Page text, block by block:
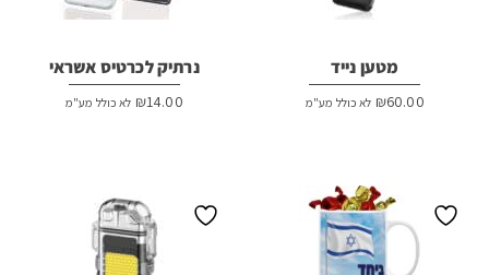
מטען נייד
₪60.00 לא כולל מע"מ
נרתיק לכרטיס אשראי
₪14.00 לא כולל מע"מ